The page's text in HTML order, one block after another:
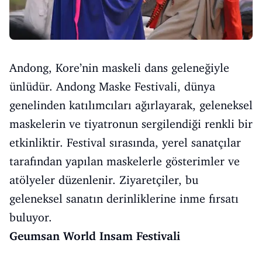
Andong, Kore’nin maskeli dans geleneğiyle
ünlüdür. Andong Maske Festivali, dünya
genelinden katılımcıları ağırlayarak, geleneksel
maskelerin ve tiyatronun sergilendiği renkli bir
etkinliktir. Festival sırasında, yerel sanatçılar
tarafından yapılan maskelerle gösterimler ve
atölyeler düzenlenir. Ziyaretçiler, bu
geleneksel sanatın derinliklerine inme fırsatı
buluyor.
Geumsan World Insam Festivali